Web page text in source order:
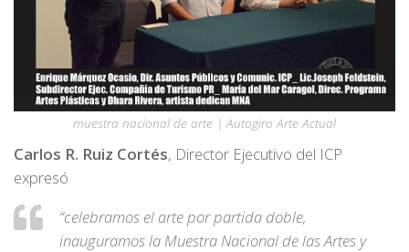
muestra nacional de arte | Autogiro Arte Actual
Carlos R. Ruiz Cortés, Director Ejecutivo del ICP
expresó
“celebramos el arte por partida doble,
inauguramos la Muestra Nacional de las Artes y